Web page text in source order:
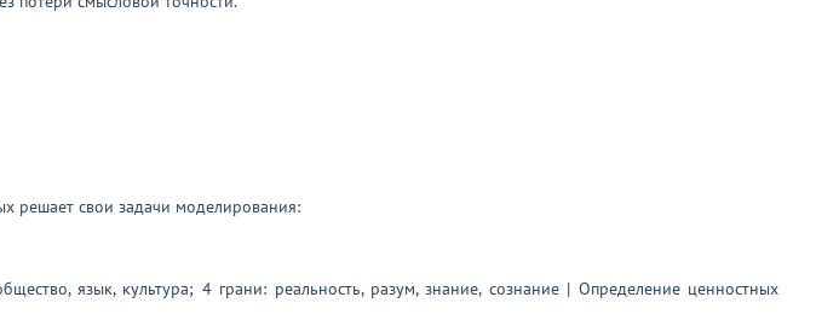
решает свои задачи моделирования:
язык, культура; 4 грани: реальность, разум, знание, сознание | Определение ценностных